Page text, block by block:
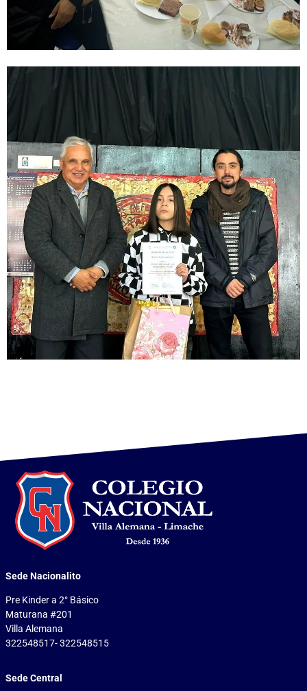
Sede Nacionalito
Pre Kinder a 2° Básico
Maturana #201
Villa Alemana
322548517- 322548515
Sede Central